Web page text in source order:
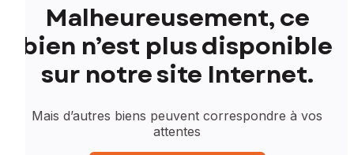
Malheureusement, ce
bien n’est plus disponible
sur notre site Internet.
Mais d’autres biens peuvent correspondre à vos
attentes